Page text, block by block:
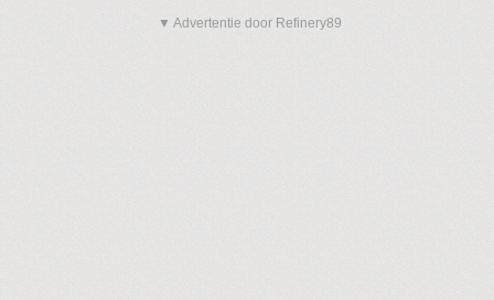
▼ Advertentie door Refinery89